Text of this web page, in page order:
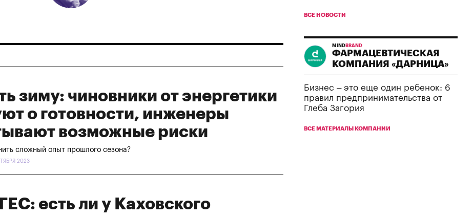
зиму: чиновники от энергетики
о готовности, инженеры
возможные риски
сложный опыт прошлого сезона?
2023
есть ли у Каховского
ВСЕ НОВОСТИ
MIND BRAND
ФАРМАЦЕВТИЧЕСКАЯ
КОМПАНИЯ «ДАРНИЦА»
Бизнес – это еще один ребенок: 6
правил предпринимательства от
Глеба Загория
ВСЕ МАТЕРИАЛЫ КОМПАНИИ